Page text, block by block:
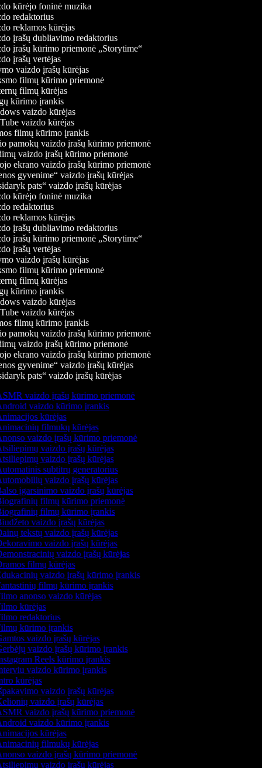
kūrėjo foninė muzika
redaktorius
reklamos kūrėjas
įrašų dubliavimo redaktorius
įrašų kūrimo priemonė „Storytime“
įrašų vertėjas
vaizdo įrašų kūrėjas
filmų kūrimo priemonė
filmų kūrėjas
kūrimo įrankis
vaizdo kūrėjas
vaizdo kūrėjas
filmų kūrimo įrankis
pamokų vaizdo įrašų kūrimo priemonė
vaizdo įrašų kūrimo priemonė
ekrano vaizdo įrašų kūrimo priemonė
gyvenime“ vaizdo įrašų kūrėjas
pats“ vaizdo įrašų kūrėjas
kūrėjo foninė muzika
redaktorius
reklamos kūrėjas
įrašų dubliavimo redaktorius
įrašų kūrimo priemonė „Storytime“
įrašų vertėjas
vaizdo įrašų kūrėjas
filmų kūrimo priemonė
filmų kūrėjas
kūrimo įrankis
vaizdo kūrėjas
vaizdo kūrėjas
filmų kūrimo įrankis
pamokų vaizdo įrašų kūrimo priemonė
vaizdo įrašų kūrimo priemonė
ekrano vaizdo įrašų kūrimo priemonė
gyvenime“ vaizdo įrašų kūrėjas
pats“ vaizdo įrašų kūrėjas
vaizdo įrašų kūrimo priemonė
vaizdo kūrimo įrankis
kūrėjas
filmukų kūrėjas
vaizdo įrašų kūrimo priemonė
vaizdo įrašų kūrėjas
vaizdo įrašų kūrėjas
subtitrų generatorius
vaizdo įrašų kūrėjas
įgarsinimo vaizdo įrašų kūrėjas
filmų kūrimo priemonė
filmų kūrimo įrankis
vaizdo įrašų kūrėjas
tekstų vaizdo įrašų kūrėjas
vaizdo įrašų kūrėjas
vaizdo įrašų kūrėjas
filmų kūrėjas
vaizdo įrašų kūrimo įrankis
filmų kūrimo įrankis
anonso vaizdo kūrėjas
kūrėjas
redaktorius
kūrimo įrankis
vaizdo įrašų kūrėjas
vaizdo įrašų kūrimo įrankis
Reels kūrimo įrankis
vaizdo kūrimo įrankis
kūrėjas
vaizdo įrašų kūrėjas
vaizdo įrašų kūrėjas
vaizdo įrašų kūrimo priemonė
vaizdo kūrimo įrankis
kūrėjas
filmukų kūrėjas
vaizdo įrašų kūrimo priemonė
vaizdo įrašų kūrėjas